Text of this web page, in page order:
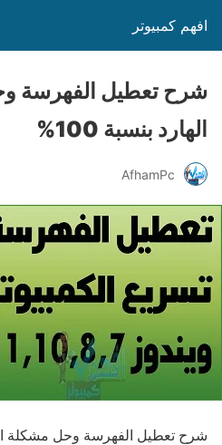
افهم كمبيوتر
شرح تعطيل الفهرسة
الهارد بنسبة 100%
AfhamPc
شرح تعطيل الفهرسة وحل مشكلة